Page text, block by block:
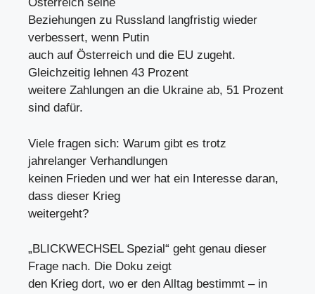
Beziehungen zu Russland langfristig wieder
verbessert, wenn Putin
auch auf Österreich und die EU zugeht.
Gleichzeitig lehnen 43 Prozent
weitere Zahlungen an die Ukraine ab, 51 Prozent
sind dafür.
Viele fragen sich: Warum gibt es trotz
jahrelanger Verhandlungen
keinen Frieden und wer hat ein Interesse daran,
dass dieser Krieg
weitergeht?
„BLICKWECHSEL Spezial“ geht genau dieser
Frage nach. Die Doku zeigt
den Krieg dort, wo er den Alltag bestimmt – in